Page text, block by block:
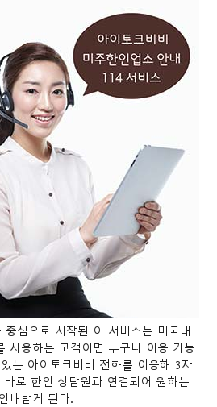
중심으로 시작된 이 서비스는 미국내
사용하는 고객이면 누구나 이용 가능
는 아이토크비비 전화를 이용해 3자
바로 한인 상담원과 연결되어 원하는
내받게 된다.